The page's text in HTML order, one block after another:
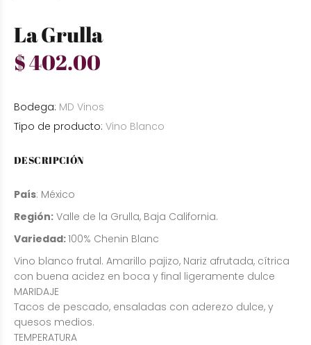
La Grulla
$ 402.00
Bodega: MD Vinos
Tipo de producto: Vino Blanco
DESCRIPCIÓN
País: México
Región: Valle de la Grulla, Baja California.
Variedad:100% Chenin Blanc
Vino blanco frutal. Amarillo pajizo, Nariz afrutada, cítrica
con buena acidez en boca y final ligeramente dulce
MARIDAJE
Tacos de pescado, ensaladas con aderezo dulce, y
quesos medios.
TEMPERATURA